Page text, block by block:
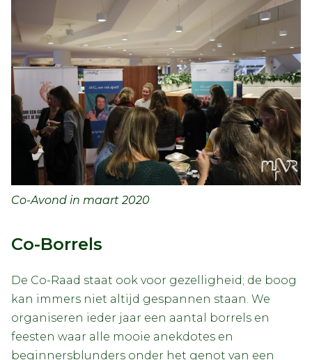
Co-Avond in maart 2020
Co-Borrels
De Co-Raad staat ook voor gezelligheid; de boog
kan immers niet altijd gespannen staan. We
organiseren ieder jaar een aantal borrels en
feesten waar alle mooie anekdotes en
beginnersblunders onder het genot van een